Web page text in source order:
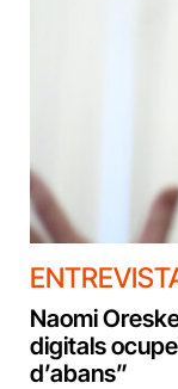
Naomi
digitals
d’abans”